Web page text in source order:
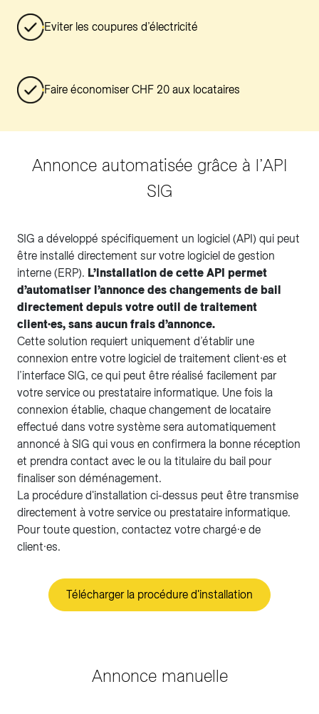
Eviter les coupures d’électricité
Faire économiser CHF 20 aux locataires
Annonce automatisée grâce à l’API
SIG
SIG a développé spécifiquement un logiciel (API) qui peut
être installé directement sur votre logiciel de gestion
interne (ERP). L’installation de cette API permet
d’automatiser l’annonce des changements de bail
directement depuis votre outil de traitement
client·es, sans aucun frais d’annonce.
Cette solution requiert uniquement d’établir une
connexion entre votre logiciel de traitement client·es et
l’interface SIG, ce qui peut être réalisé facilement par
votre service ou prestataire informatique. Une fois la
connexion établie, chaque changement de locataire
effectué dans votre système sera automatiquement
annoncé à SIG qui vous en confirmera la bonne réception
et prendra contact avec le ou la titulaire du bail pour
finaliser son déménagement.
La procédure d'installation ci-dessus peut être transmise
directement à votre service ou prestataire informatique.
Pour toute question, contactez votre chargé·e de
client·es.
Télécharger la procédure d'installation
Annonce manuelle